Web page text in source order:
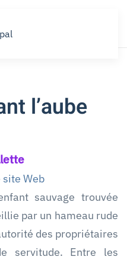
l’aube
Web
sauvage trouvée
par un hameau rude
des propriétaires
servitude. Entre les